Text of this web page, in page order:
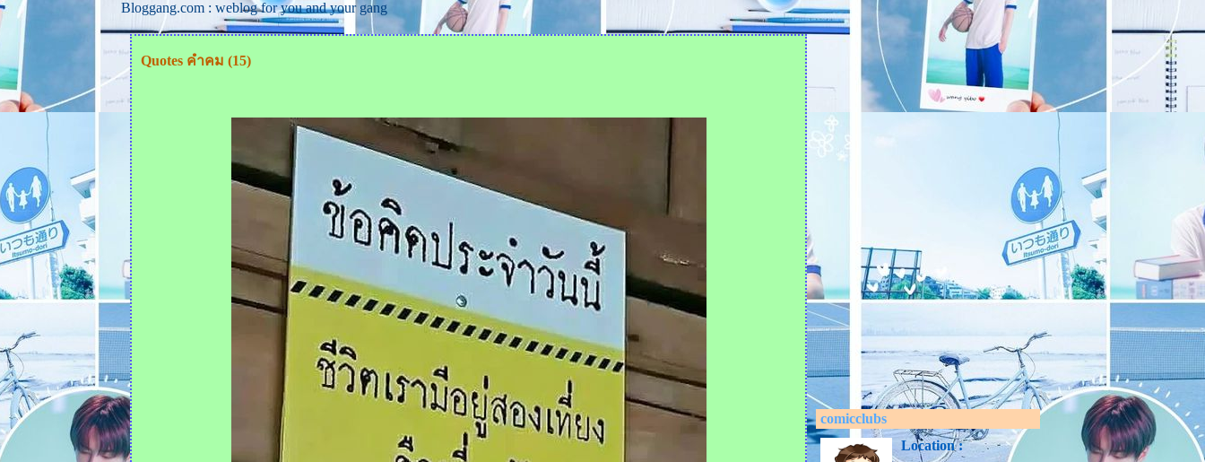
Bloggang.com : weblog for you and your gang
Quotes คำคม (15)
comicclubs
Location :